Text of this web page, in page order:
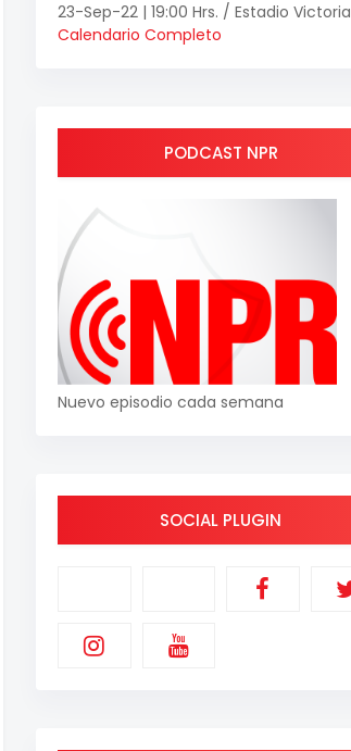
23-Sep-22 | 19:00 Hrs. / Estadio Victoria
Calendario Completo
PODCAST NPR
Nuevo episodio cada semana
SOCIAL PLUGIN